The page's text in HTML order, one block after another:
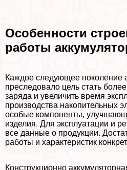
Особенности
работы
Каждое следующее поколение
преследовало цель стать
заряда и увеличить время
производства накопительных
особые компоненты,
изделия. Для эксплуатации и
все данные о продукции.
работы и хаpaктеристик
Конструкционно